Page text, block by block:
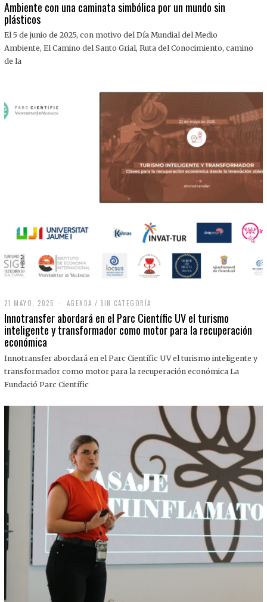
N
,
0
Ambiente con una caminata simbólica por un mundo sin
plásticos
El 5 de junio de 2025, con motivo del Día Mundial del Medio
Ambiente, El Camino del Santo Grial, Ruta del Conocimiento, camino
de la
21 MAYO, 2025
M
A
Y
,
0
2
AGENDA / SIN CATEGORÍA
Innotransfer abordará en el Parc Científic UV el turismo
inteligente y transformador como motor para la recuperación
económica
Innotransfer abordará en el Parc Científic UV el turismo inteligente y
transformador como motor para la recuperación económica La
Fundació Parc Científic